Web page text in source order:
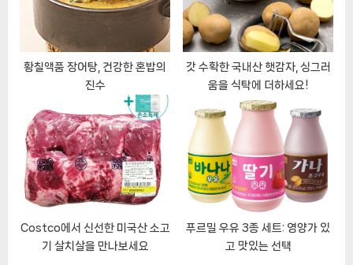
황칠액품 장어탕, 건강한 혼밥의
진수
갓 수확한 국내산 햇감자, 싱그러
움을 식탁에 더하세요!
Costco에서 신선한 미국산 소고
기 살치살을 만나보세요
푸르밀 우유 3종 세트: 영양가 있
고 맛있는 선택